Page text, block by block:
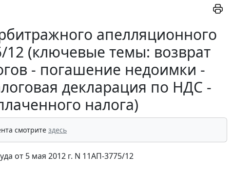
апелляционного
12 (ключевые темы: возврат
- погашение недоимки -
декларация по НДС -
налога)
смотрите здесь
от 5 мая 2012 г. N 11АП-3775/12